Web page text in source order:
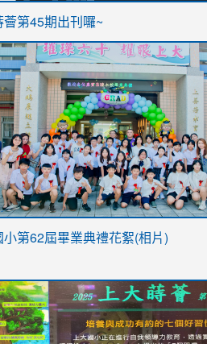
sites.google.com/stes.tyc.edu.tw/
sites.google.com/stes.tyc.edu.tw/
薈第45期出刊囉~
小第62屆畢業典禮花絮(相片)
drive.google.com/file/d/1I-
sites.google.com/stes.tyc.edu.tw/